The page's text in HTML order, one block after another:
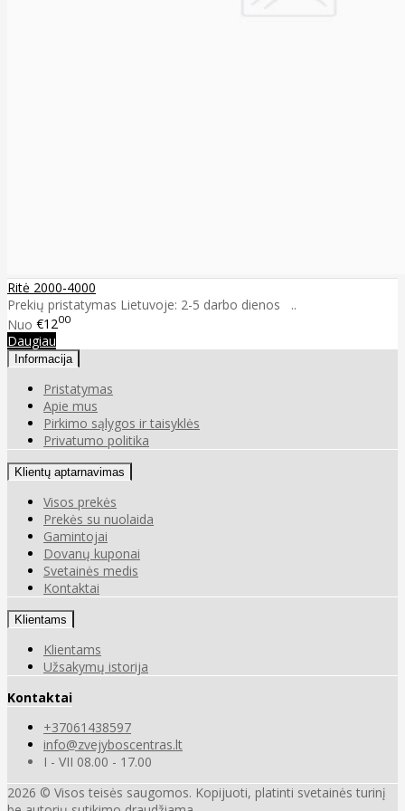
Ritė 2000-4000
Prekių pristatymas Lietuvoje: 2-5 darbo dienos ..
Nuo €1200
Daugiau
Informacija
Pristatymas
Apie mus
Pirkimo sąlygos ir taisyklės
Privatumo politika
Klientų aptarnavimas
Visos prekės
Prekės su nuolaida
Gamintojai
Dovanų kuponai
Svetainės medis
Kontaktai
Klientams
Klientams
Užsakymų istorija
Kontaktai
+37061438597
info@zvejyboscentras.lt
I - VII 08.00 - 17.00
2026 © Visos teisės saugomos. Kopijuoti, platinti svetainės turinį